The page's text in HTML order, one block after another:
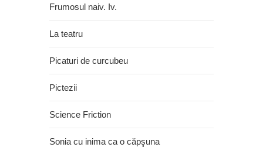
Frumosul naiv. Iv.
La teatru
Picaturi de curcubeu
Pictezii
Science Friction
Sonia cu inima ca o căpşuna